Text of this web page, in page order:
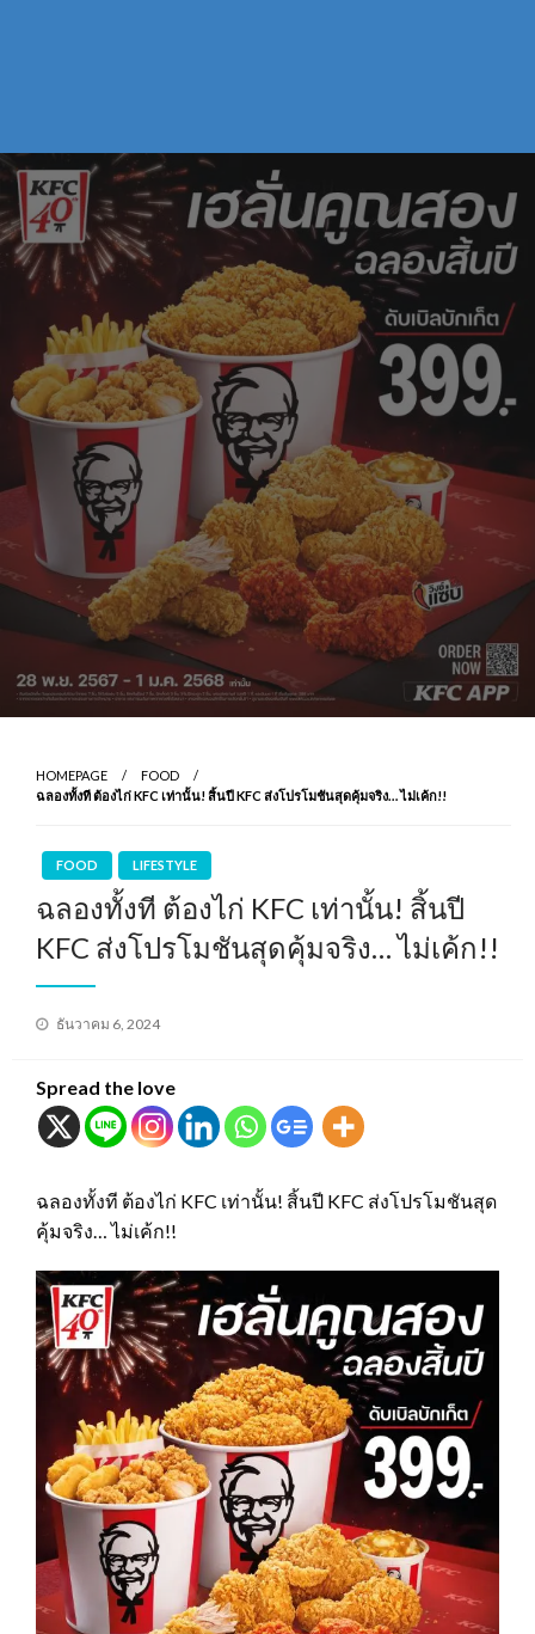
HOMEPAGE
FOOD
ฉลองทั้งที ต้องไก่ KFC เท่านั้น! สิ้นปี KFC ส่งโปรโมชันสุดคุ้มจริง… ไม่เค้ก!!
FOOD LIFESTYLE
ฉลองทั้งที ต้องไก่ KFC เท่านั้น! สิ้นปี
KFC ส่งโปรโมชันสุดคุ้มจริง… ไม่เค้ก!!
Posted
ธันวาคม 6, 2024
Spread the love
ฉลองทั้งที ต้องไก่ KFC เท่านั้น! สิ้นปี KFC ส่งโปรโมชันสุด
คุ้มจริง… ไม่เค้ก!!